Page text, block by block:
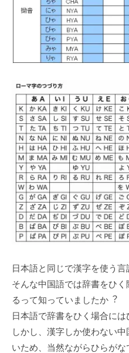
⽇本語と同じで漢字を使う⾔
そんな中国語では辞書をひ
るって知っていましたか︖
⽇本語で辞書をひく場合には
しかし、漢字しか使わない
いため、当然ながらひらが